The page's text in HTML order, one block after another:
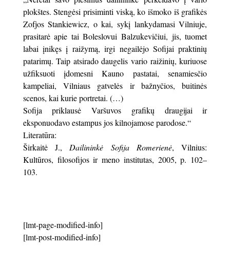
plokštes. Stengėsi prisiminti viską, ko išmoko iš grafikės
Zofjos Stankiewicz, o kai, sykį lankydamasi Vilniuje,
prasitarė apie tai Boleslovui Balzukevičiui, jis, tuomet
labai įnikęs į raižymą, irgi negailėjo Sofijai praktinių
patarimų. Taip atsirado daugelis vario raižinių, kuriuose
užfiksuoti įdomesni Kauno pastatai, senamiesčio
kampeliai, Vilniaus gatvelės ir bažnyčios, buitinės
scenos, kai kurie portretai. (…)
Sofija priklausė Varšuvos grafikų draugijai ir
eksponuodavo estampus jos kilnojamose parodose.“
Literatūra:
Širkaitė J., Dailininkė Sofija Romerienė, Vilnius:
Kultūros, filosofijos ir meno institutas, 2005, p. 102–
103.
[lmt-page-modified-info]
[lmt-post-modified-info]